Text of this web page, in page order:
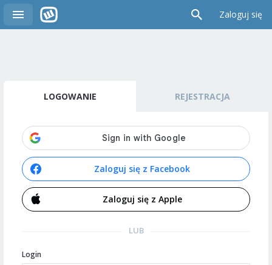
Zaloguj się
LOGOWANIE REJESTRACJA
Zaloguj się z Facebook
Zaloguj się z Apple
LUB
Login